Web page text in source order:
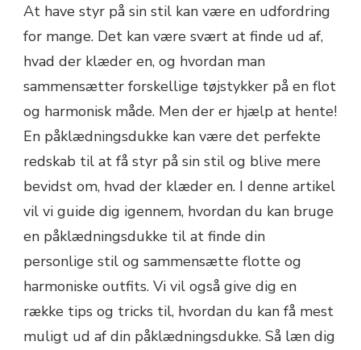
At have styr på sin stil kan være en udfordring
for mange. Det kan være svært at finde ud af,
hvad der klæder en, og hvordan man
sammensætter forskellige tøjstykker på en flot
og harmonisk måde. Men der er hjælp at hente!
En påklædningsdukke kan være det perfekte
redskab til at få styr på sin stil og blive mere
bevidst om, hvad der klæder en. I denne artikel
vil vi guide dig igennem, hvordan du kan bruge
en påklædningsdukke til at finde din
personlige stil og sammensætte flotte og
harmoniske outfits. Vi vil også give dig en
række tips og tricks til, hvordan du kan få mest
muligt ud af din påklædningsdukke. Så læn dig